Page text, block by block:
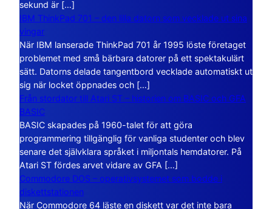
sekund är […]
IBM ThinkPad 701 – den lilla datorn som vecklade ut sina
vingar
När IBM lanserade ThinkPad 701 år 1995 löste företaget
problemet med små bärbara datorer på ett spektakulärt
sätt. Datorns delade tangentbord vecklade automatiskt ut
sig när locket öppnades och […]
Från stordator till Atari ST – historien om BASIC och GFA
BASIC
BASIC skapades på 1960-talet för att göra
programmering tillgänglig för vanliga studenter och blev
senare det självklara språket i miljontals hemdatorer. På
Atari ST fördes arvet vidare av GFA […]
Commodore DOS – operativsystemet som bodde i
diskettstationen
När Commodore 64 läste en diskett var det inte bara